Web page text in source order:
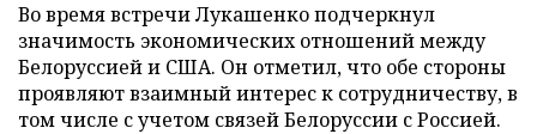
Во время встречи Лукашенко подчеркнул
значимость экономических отношений между
Белоруссией и США. Он отметил, что обе стороны
проявляют взаимный интерес к сотрудничеству, в
том числе с учетом связей Белоруссии с Россией.